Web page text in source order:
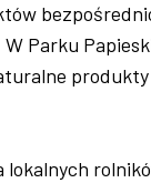
Parku
lokalnych